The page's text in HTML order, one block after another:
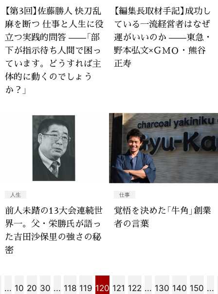
【第3回】佐藤勝人 快刀乱
麻を断つ 仕事と人生に役
立つ実践的問答 ——「部
下が指示待ち人間で困っ
ています。どうすれば主
体的に動くのでしょう
か？」
【編集長取材手記】成功し
ている一流経営者はなぜ
運がいいのか ——東急・
野本弘文×ＧＭＯ・熊谷
正寿
人生
前人未踏の13大会連続世
界一。父・栄勝氏が語っ
た吉田沙保里の強さの秘
密
仕事
覚悟を決めた「牛角」創業
者の言葉
... 10 20 30 ... 118 119 120 121 122 ... 130 140 150 ...